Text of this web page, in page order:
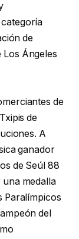
de
Ángeles
de
de
A
ganador
de Seúl 88
medalla
Paralímpicos
del